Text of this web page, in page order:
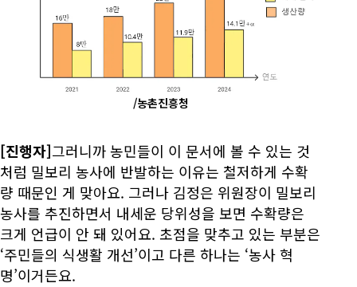
/농촌진흥청
[진행자]그러니까 농민들이 이 문서에 볼 수 있는 것
처럼 밀보리 농사에 반발하는 이유는 철저하게 수확
량 때문인 게 맞아요. 그러나 김정은 위원장이 밀보리
농사를 추진하면서 내세운 당위성을 보면 수확량은
크게 언급이 안 돼 있어요. 초점을 맞추고 있는 부분은
‘주민들의 식생활 개선’이고 다른 하나는 ‘농사 혁
명’이거든요.